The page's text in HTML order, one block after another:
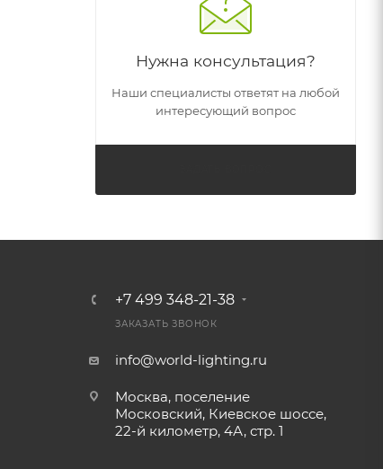
Нужна консультация?
Наши специалисты ответят на любой
интересующий вопрос
+7 499 348-21-38
ЗАКАЗАТЬ ЗВОНОК
info@world-lighting.ru
Москва, поселение
Московский, Киевское шоссе,
22-й километр, 4А, стр. 1